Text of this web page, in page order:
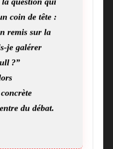
question qui
coin de tête :
remis sur la
je galérer
?”
du débat.